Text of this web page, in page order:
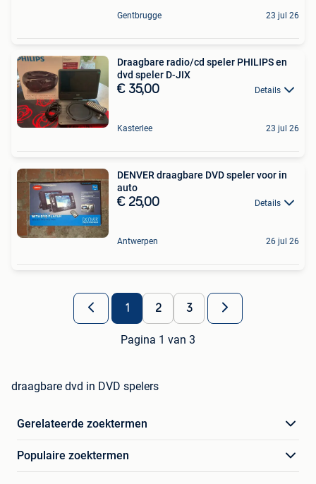
Gentbrugge 23 jul 26
Draagbare radio/cd speler PHILIPS en
dvd speler D-JIX
€ 35,00 Details
Kasterlee 23 jul 26
DENVER draagbare DVD speler voor in
auto
€ 25,00 Details
Antwerpen 26 jul 26
1 2 3
Pagina 1 van 3
draagbare dvd in DVD spelers
Gerelateerde zoektermen
Populaire zoektermen